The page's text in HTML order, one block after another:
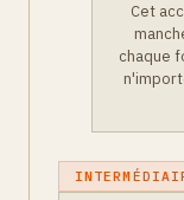
Cet
chaque